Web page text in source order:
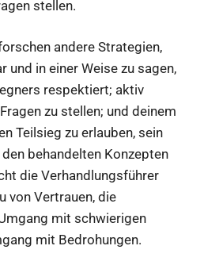
stellen.
andere Strategien,
und in einer Weise zu sagen,
respektiert; aktiv
zu stellen; und deinem
Teilsieg zu erlauben, sein
behandelten Konzepten
die Verhandlungsführer
von Vertrauen, die
mit schwierigen
mit Bedrohungen.